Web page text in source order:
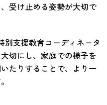
受け止める姿勢が大切で
別支援教育コーディネータ
切にし、家庭での様子を
たりすることで、より一